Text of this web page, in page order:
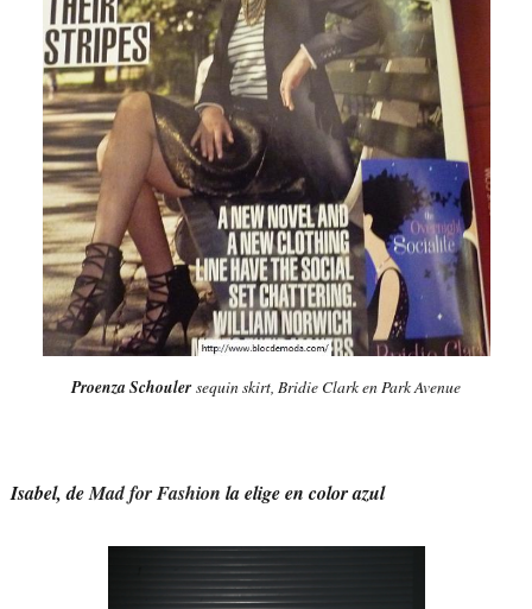
Proenza Schouler sequin skirt, Bridie Clark en Park Avenue
Isabel, deMad for Fashion la elige en color azul